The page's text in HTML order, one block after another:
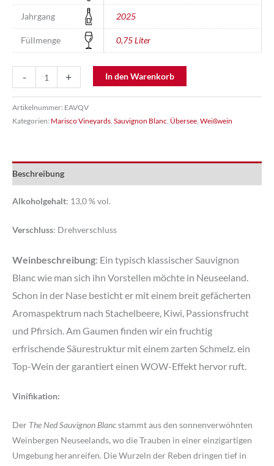
Jahrgang 2025
Füllmenge 0,75 Liter
-
Sauvignon
Blanc
"The
Ned"
+ In den Warenkorb
Artikelnummer: EAVQV
Kategorien: Marisco Vineyards, Sauvignon Blanc, Übersee, Weißwein
Beschreibung
Alkoholgehalt: 13,0 % vol.
Verschluss: Drehverschluss
Weinbeschreibung: Ein typisch klassischer Sauvignon
Blanc wie man sich ihn Vorstellen möchte in Neuseeland.
Schon in der Nase besticht er mit einem breit gefächerten
Aromaspektrum nach Stachelbeere, Kiwi, Passionsfrucht
und Pfirsich. Am Gaumen finden wir ein fruchtig
erfrischende Säurestruktur mit einem zarten Schmelz. ein
Top-Wein der garantiert einen WOW-Effekt hervor ruft.
Vinifikation:
Der The Ned Sauvignon Blancstammt aus den sonnenverwöhnten
Weinbergen Neuseelands, wo die Trauben in einer einzigartigen
Umgebung heranreifen. Die Wurzeln der Reben dringen tief in